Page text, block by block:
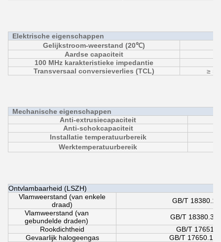
Elektrische eigenschappen
Gelijkstroom-weerstand (20℃)
Aardse capaciteit
100 MHz karakteristieke impedantie
Transversaal conversieverlies (TCL)
≥
Mechanische eigenschappen
Anti-extrusiecapaciteit
Anti-schokcapaciteit
Installatie temperatuurbereik
Werktemperatuurbereik
Ontvlambaarheid (LSZH)
Vlamweerstand (van enkele
draad)
GB/T
Vlamweerstand (van
gebundelde draden)
GB/T 18380.35
Rookdichtheid
GB/T 17651
Gevaarlijk halogeengas
GB/T 17650.1/